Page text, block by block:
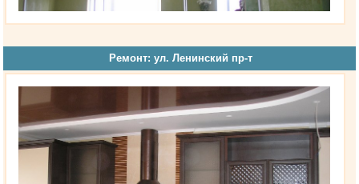
Ремонт: ул. Ленинский пр-т